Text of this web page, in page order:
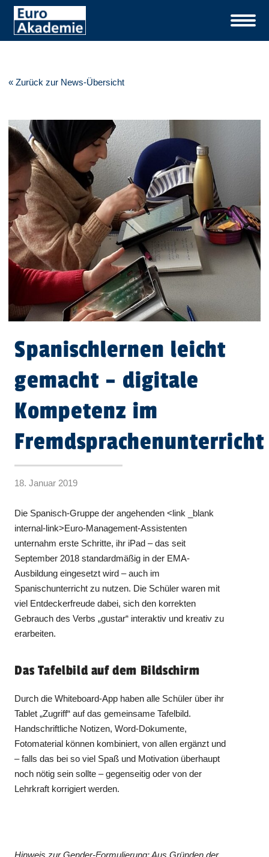
« Zurück zur News-Übersicht
Spanischlernen leicht
gemacht – digitale
Kompetenz im
Fremdsprachenunterricht
18. Januar 2019
Die Spanisch-Gruppe der angehenden <link _blank
internal-link>Euro-Management-Assistenten
unternahm erste Schritte, ihr iPad – das seit
September 2018 standardmäßig in der EMA-
Ausbildung eingesetzt wird – auch im
Spanischunterricht zu nutzen. Die Schüler waren mit
viel Entdeckerfreude dabei, sich den korrekten
Gebrauch des Verbs „gustar“ interaktiv und kreativ zu
erarbeiten.
Das Tafelbild auf dem Bildschirm
Durch die Whiteboard-App haben alle Schüler über ihr
Tablet „Zugriff“ auf das gemeinsame Tafelbild.
Handschriftliche Notizen, Word-Dokumente,
Fotomaterial können kombiniert, von allen ergänzt und
– falls das bei so viel Spaß und Motivation überhaupt
noch nötig sein sollte – gegenseitig oder von der
Lehrkraft korrigiert werden.
Hinweis zur Gender-Formulierung: Aus Gründen der